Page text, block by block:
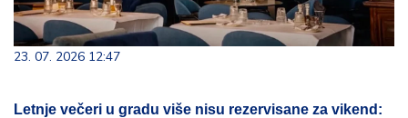
23. 07. 2026 12:47
Letnje večeri u gradu više nisu rezervisane za vikend: